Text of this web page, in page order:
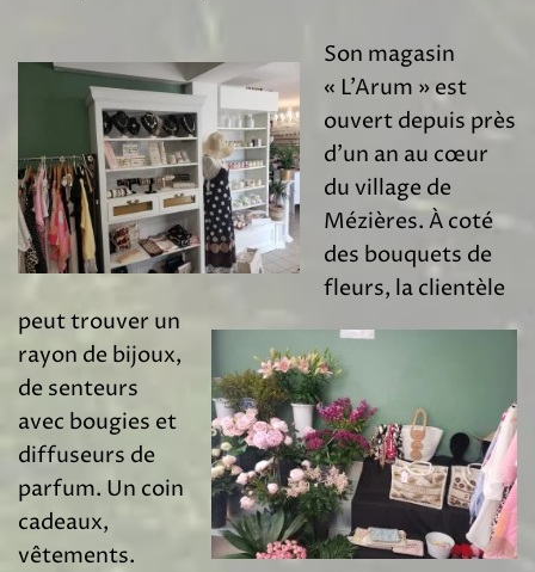
Son magasin
« L’Arum » est
ouvert depuis près
d’un an au cœur
du village de
Mézières. À coté
des bouquets de
fleurs, la clientèle
peut trouver un
rayon de bijoux,
de senteurs
avec bougies et
diffuseurs de
parfum. Un coin
cadeaux,
vêtements.